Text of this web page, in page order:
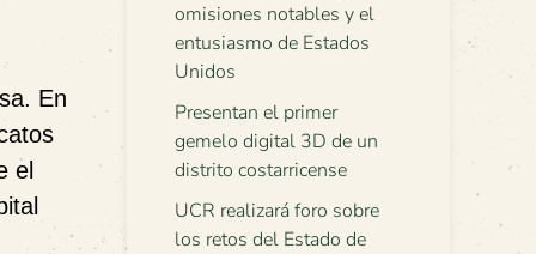
En
el
omisiones notables y el
entusiasmo de Estados
Unidos
Presentan el primer
gemelo digital 3D de un
distrito costarricense
UCR realizará foro sobre
los retos del Estado de